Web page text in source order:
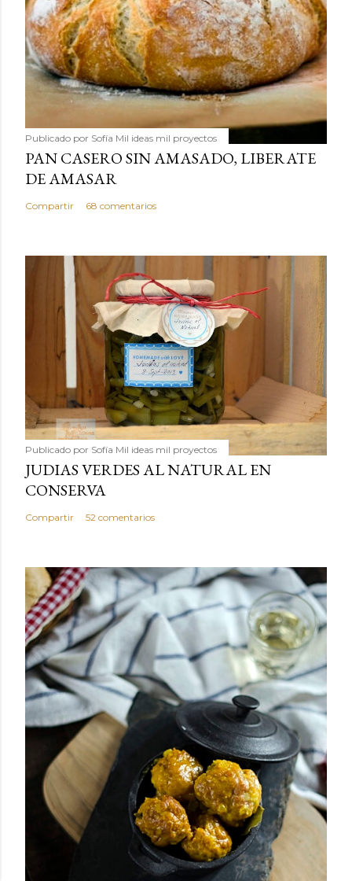
Publicado por Sofía Mil ideas mil proyectos
PAN CASERO SIN AMASADO, LIBERATE
DE AMASAR
Compartir 68 comentarios
Publicado por Sofía Mil ideas mil proyectos
JUDIAS VERDES AL NATURAL EN
CONSERVA
Compartir 52 comentarios